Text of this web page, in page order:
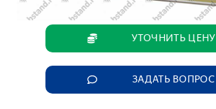
УТОЧНИТЬ ЦЕНУ
ЗАДАТЬ ВОПРОС